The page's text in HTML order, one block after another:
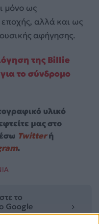
μόνο ως
εποχής, αλλά και ως
αφήγησης.
της Billie
το σύνδρομο
υλικό
μας στο
Twitterή
.
το
Google